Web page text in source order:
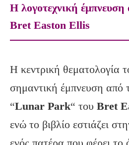
Η λογοτεχνική έμπνευση
Bret Easton Ellis
Η κεντρική θεματολογία
σημαντική έμπνευση από
“Lunar Park“ του Bret
ενώ το βιβλίο εστιάζει